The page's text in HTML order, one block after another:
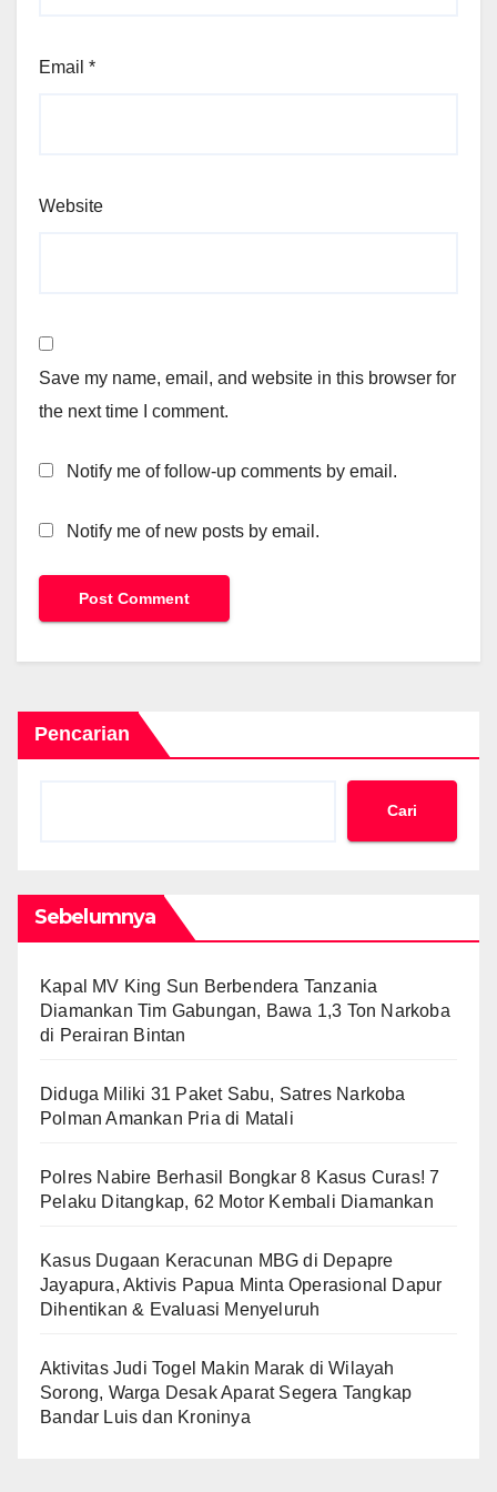
Email *
Website
Save my name, email, and website in this browser for
the next time I comment.
Notify me of follow-up comments by email.
Notify me of new posts by email.
Pencarian
Cari
Sebelumnya
Kapal MV King Sun Berbendera Tanzania
Diamankan Tim Gabungan, Bawa 1,3 Ton Narkoba
di Perairan Bintan
Diduga Miliki 31 Paket Sabu, Satres Narkoba
Polman Amankan Pria di Matali
Polres Nabire Berhasil Bongkar 8 Kasus Curas! 7
Pelaku Ditangkap, 62 Motor Kembali Diamankan
Kasus Dugaan Keracunan MBG di Depapre
Jayapura, Aktivis Papua Minta Operasional Dapur
Dihentikan & Evaluasi Menyeluruh
Aktivitas Judi Togel Makin Marak di Wilayah
Sorong, Warga Desak Aparat Segera Tangkap
Bandar Luis dan Kroninya